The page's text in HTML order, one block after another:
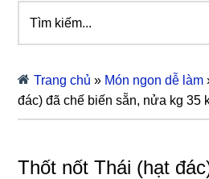
kiếm...
Trang chủ » Món ngon dễ làm
đác) đã chế biến sẵn, nửa kg 35
Thốt nốt Thái (hạt